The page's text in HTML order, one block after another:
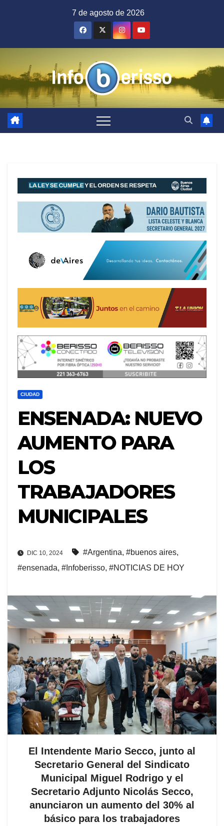
7 de agosto de 2026
CIUDAD
ENSENADA: NUEVO
AUMENTO PARA
LOS
TRABAJADORES
MUNICIPALES
DIC 10, 2024 #Argentina, #buenos aires,
#ensenada, #Infoberisso, #NOTICIAS DE HOY
El Intendente Mario Secco, junto al
Secretario General del Sindicato
Municipal Miguel Rodrigo y el
Secretario Adjunto Nicolás Secco,
anunciaron un aumento del 30% al
básico para los trabajadores